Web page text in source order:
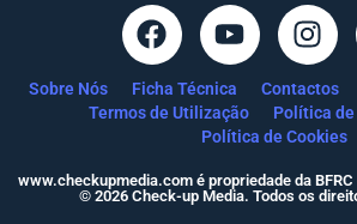
Sobre Nós Ficha Técnica Contactos
Termos de Utilização
Política
Política de Cookies
www.checkupmedia.com é propriedade da
© 2026 Check-up Media. Todos os